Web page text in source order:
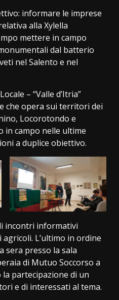
informare le imprese
alla Xylella
mettere in campo
dal batterio
nel Salento e nel
– “Valle d’Itria”
che opera sui territori dei
Locorotondo e
in campo nelle ultime
a duplice obiettivo.
incontri informativi
L’ultimo in ordine
sera presso la sala
di Mutuo Soccorso a
partecipazione di un
e di interessati al tema.